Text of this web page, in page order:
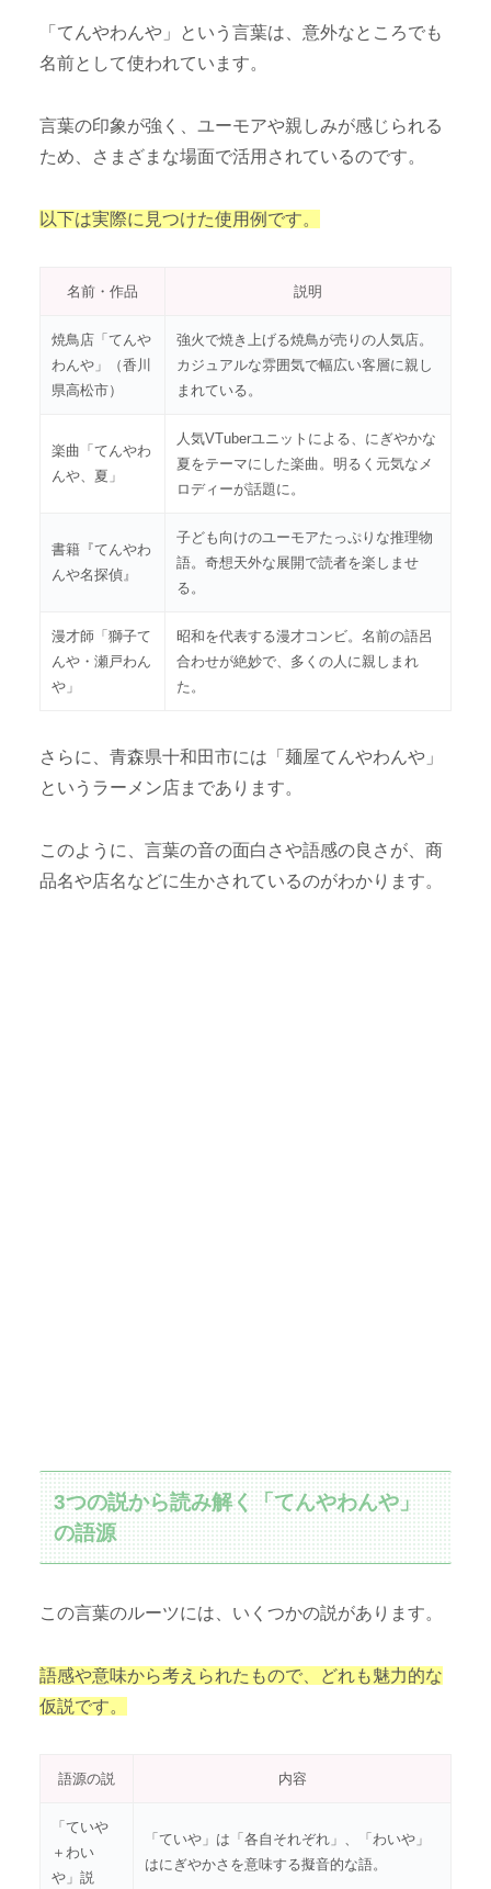
「てんやわんや」という言葉は、意外なところでも
名前として使われています。
言葉の印象が強く、ユーモアや親しみが感じられる
ため、さまざまな場面で活用されているのです。
以下は実際に見つけた使用例です。
名前・作品 説明
焼鳥店「てんや
わんや」（香川
県高松市）
強火で焼き上げる焼鳥が売りの人気店。
カジュアルな雰囲気で幅広い客層に親し
まれている。
楽曲「てんやわ
んや、夏」
人気VTuberユニットによる、にぎやかな
夏をテーマにした楽曲。明るく元気なメ
ロディーが話題に。
書籍『てんやわ
んや名探偵』
子ども向けのユーモアたっぷりな推理物
語。奇想天外な展開で読者を楽しませ
る。
漫才師「獅子て
んや・瀬戸わん
や」
昭和を代表する漫才コンビ。名前の語呂
合わせが絶妙で、多くの人に親しまれ
た。
さらに、青森県十和田市には「麺屋てんやわんや」
というラーメン店まであります。
このように、言葉の音の面白さや語感の良さが、商
品名や店名などに生かされているのがわかります。
3つの説から読み解く「てんやわんや」
の語源
この言葉のルーツには、いくつかの説があります。
語感や意味から考えられたもので、どれも魅力的な
仮説です。
語源の説 内容
「ていや
＋わい
や」説
「ていや」は「各自それぞれ」、「わいや」
はにぎやかさを意味する擬音的な語。